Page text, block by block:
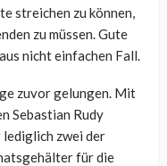
streichen zu können,
zu müssen. Gute
nicht einfachen Fall.
zuvor gelungen. Mit
Sebastian Rudy
lediglich zwei der
für die